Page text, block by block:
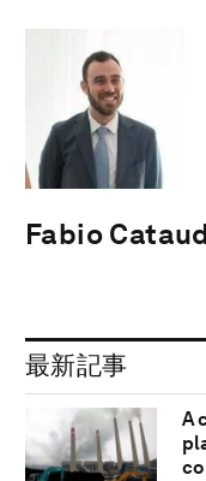
Fabio
最新記事
A